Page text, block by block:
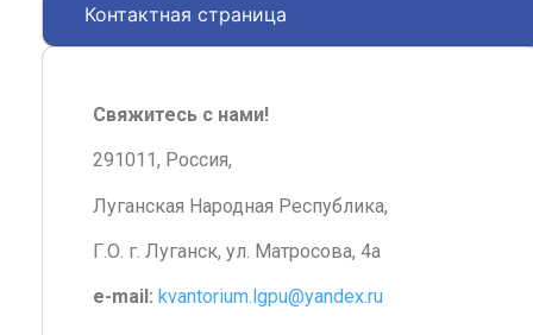
Контактная страница
Свяжитесь с нами!
291011, Россия,
Луганская Народная Республика,
Г.О. г. Луганск, ул. Матросова, 4а
e-mail: kvantorium.lgpu@yandex.ru